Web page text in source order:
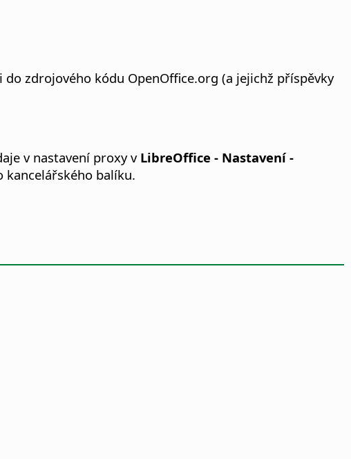
zdrojového kódu OpenOffice.org (a jejichž příspěvky
v nastavení proxy v LibreOffice - Nastavení-
balíku.